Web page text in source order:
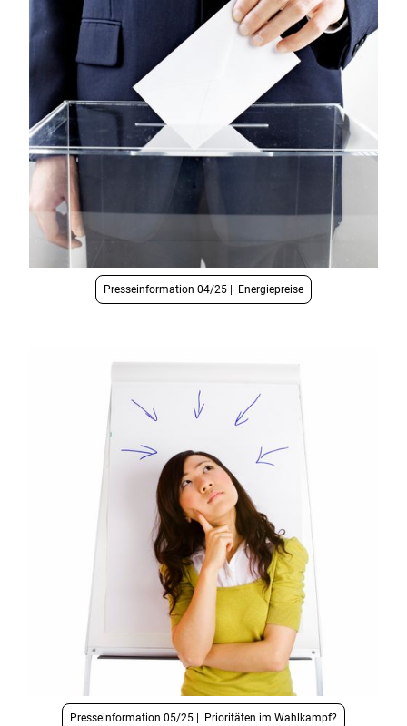
Presseinformation 04/25 | Energiepreise
Presseinformation 05/25 | Prioritäten im Wahlkampf?